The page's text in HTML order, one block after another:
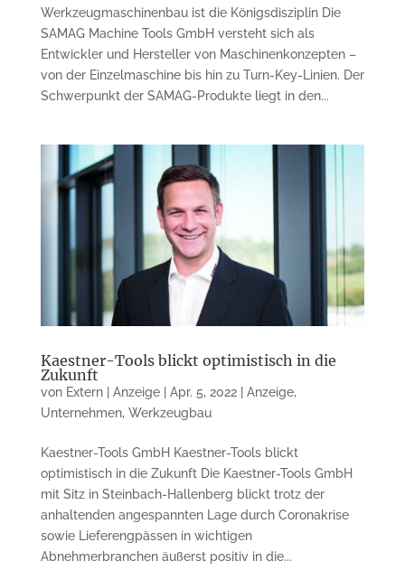
Werkzeugmaschinenbau ist die Königsdisziplin Die
SAMAG Machine Tools GmbH versteht sich als
Entwickler und Hersteller von Maschinenkonzepten –
von der Einzelmaschine bis hin zu Turn-Key-Linien. Der
Schwerpunkt der SAMAG-Produkte liegt in den...
Kaestner-Tools blickt optimistisch in die
Zukunft
von Extern | Anzeige| Apr. 5, 2022| Anzeige,
Unternehmen, Werkzeugbau
Kaestner-Tools GmbH Kaestner-Tools blickt
optimistisch in die Zukunft Die Kaestner-Tools GmbH
mit Sitz in Steinbach-Hallenberg blickt trotz der
anhaltenden angespannten Lage durch Coronakrise
sowie Lieferengpässen in wichtigen
Abnehmerbranchen äußerst positiv in die...